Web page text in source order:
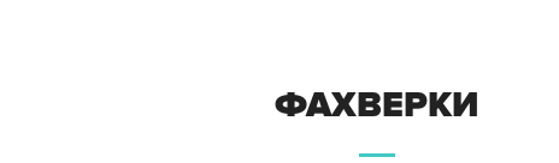
ФАХВЕРКИ